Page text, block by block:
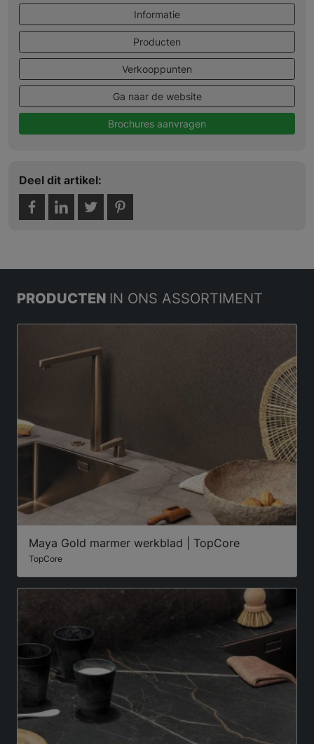
Informatie
Producten
Verkooppunten
Ga naar de website
Brochures aanvragen
Deel dit artikel:
PRODUCTEN IN ONS ASSORTIMENT
Maya Gold marmer werkblad | TopCore
TopCore